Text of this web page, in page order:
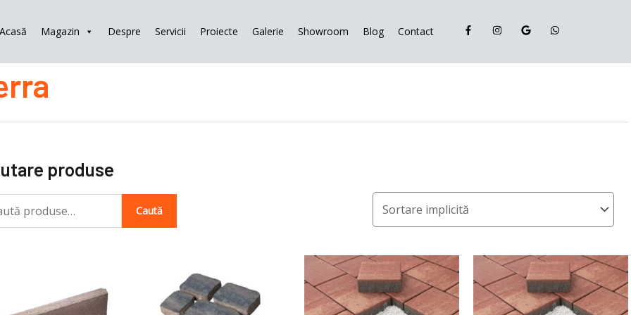
Acasă Magazin Despre Servicii Proiecte Galerie Showroom Blog Contact
produse
Caută